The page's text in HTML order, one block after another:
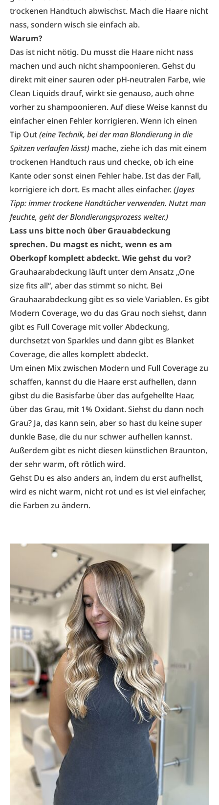
trockenen Handtuch abwischst. Mach die Haare nicht
nass, sondern wisch sie einfach ab.
Warum?
Das ist nicht nötig. Du musst die Haare nicht nass
machen und auch nicht shampoonieren. Gehst du
direkt mit einer sauren oder pH-neutralen Farbe, wie
Clean Liquids drauf, wirkt sie genauso, auch ohne
vorher zu shampoonieren. Auf diese Weise kannst du
einfacher einen Fehler korrigieren. Wenn ich einen
Tip Out(eine Technik, bei der man Blondierung in die
Spitzen verlaufen lässt) mache, ziehe ich das mit einem
trockenen Handtuch raus und checke, ob ich eine
Kante oder sonst einen Fehler habe. Ist das der Fall,
korrigiere ich dort. Es macht alles einfacher.(Jayes
Tipp: immer trockene Handtücher verwenden. Nutzt man
feuchte, geht der Blondierungsprozess weiter.)
Lass uns bitte noch über Grauabdeckung
sprechen. Du magst es nicht, wenn es am
Oberkopf komplett abdeckt. Wie gehst du vor?
Grauhaarabdeckung läuft unter dem Ansatz „One
size fits all“, aber das stimmt so nicht. Bei
Grauhaarabdeckung gibt es so viele Variablen. Es gibt
Modern Coverage, wo du das Grau noch siehst, dann
gibt es Full Coverage mit voller Abdeckung,
durchsetzt von Sparkles und dann gibt es Blanket
Coverage, die alles komplett abdeckt.
Um einen Mix zwischen Modern und Full Coverage zu
schaffen, kannst du die Haare erst aufhellen, dann
gibst du die Basisfarbe über das aufgehellte Haar,
über das Grau, mit 1% Oxidant. Siehst du dann noch
Grau? Ja, das kann sein, aber so hast du keine super
dunkle Base, die du nur schwer aufhellen kannst.
Außerdem gibt es nicht diesen künstlichen Braunton,
der sehr warm, oft rötlich wird.
Gehst Du es also anders an, indem du erst aufhellst,
wird es nicht warm, nicht rot und es ist viel einfacher,
die Farben zu ändern.